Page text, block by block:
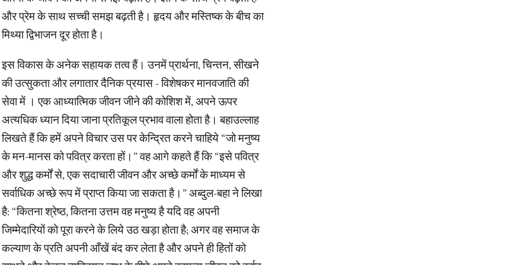
और प्रेम के साथ सच्ची समझ बढ़ती है। हृदय और मस्तिष्क के बीच का
मिथ्या द्विभाजन दूर होता है।
इस विकास के अनेक सहायक तत्व हैं। उनमें प्रार्थना, चिन्तन, सीखने
की उत्सुकता और लगातार दैनिक प्रयास - विशेषकर मानवजाति की
सेवा में । एक आध्यात्मिक जीवन जीने की कोशिश में, अपने ऊपर
अत्यधिक ध्यान दिया जाना प्रतिकूल प्रभाव वाला होता है। बहाउल्लाह
लिखते हैं कि हमें अपने विचार उस पर केन्द्रित करने चाहिये “जो मनुष्य
के मन-मानस को पवित्र करता हों।” वह आगे कहते हैं कि “इसे पवित्र
और शुद्ध कर्मों से, एक सदाचारी जीवन और अच्छे कर्मों के माध्यम से
सर्वाधिक अच्छे रूप में प्राप्त किया जा सकता है।” अब्दुल-बहा ने लिखा
है: “कितना श्रेष्ठ, कितना उत्तम वह मनुष्य है यदि वह अपनी
जिम्मेदारियों को पूरा करने के लिये उठ खड़ा होता है; अगर वह समाज के
कल्याण के प्रति अपनी आँखें बंद कर लेता है और अपने ही हितों को